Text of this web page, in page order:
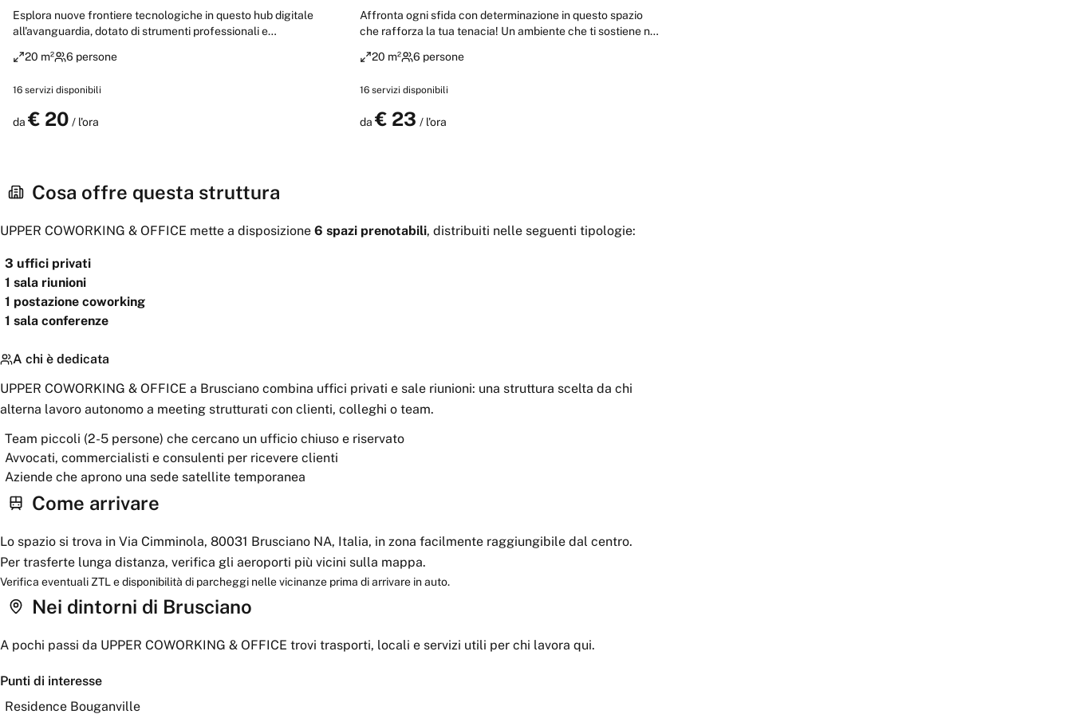
Esplora nuove frontiere tecnologiche in questo hub digitale
all'avanguardia, dotato di strumenti professionali e
rivoluzionarie. Laboratorio di idee con tecnologie
startup innovative, sviluppatori visionari e aziende che
plasmano il futuro digitale.
20 m² 6 persone
16 servizi disponibili
da € 20 / l'ora
Affronta ogni sfida con determinazione in questo spazio
che rafforza la tua tenacia! Un ambiente che ti sostiene nei
trasforma gli ostacoli in opportunità di crescita
20 m² 6 persone
16 servizi disponibili
da€ 23 / l'ora
Cosa offre questa struttura
UPPER COWORKING & OFFICE mette a disposizione 6 spazi prenotabili, distribuiti nelle seguenti tipologie:
3 uffici privati
1 sala riunioni
1 postazione coworking
1 sala conferenze
A chi è dedicata
UPPER COWORKING & OFFICE a Brusciano combina uffici privati e sale riunioni: una struttura scelta da chi
alterna lavoro autonomo a meeting strutturati con clienti, colleghi o team.
Team piccoli (2-5 persone) che cercano un ufficio chiuso e riservato
Avvocati, commercialisti e consulenti per ricevere clienti
Aziende che aprono una sede satellite temporanea
Come arrivare
Lo spazio si trova in Via Cimminola, 80031 Brusciano NA, Italia, in zona facilmente raggiungibile dal centro.
Per trasferte lunga distanza, verifica gli aeroporti più vicini sulla mappa.
Verifica eventuali ZTL e disponibilità di parcheggi nelle vicinanze prima di arrivare in auto.
Nei dintorni di Brusciano
A pochi passi da UPPER COWORKING & OFFICE trovi trasporti, locali e servizi utili per chi lavora qui.
Punti di interesse
Residence Bouganville